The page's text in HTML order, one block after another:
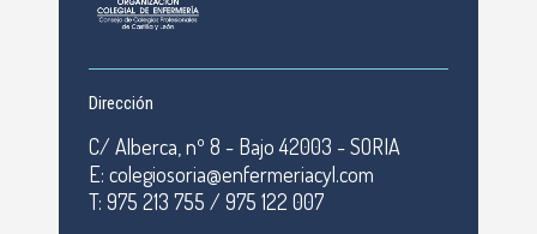
Dirección
C/ Alberca, nº 8 - Bajo 42003 - SORIA
E: colegiosoria@enfermeriacyl.com
T: 975 213 755 / 975 122 007